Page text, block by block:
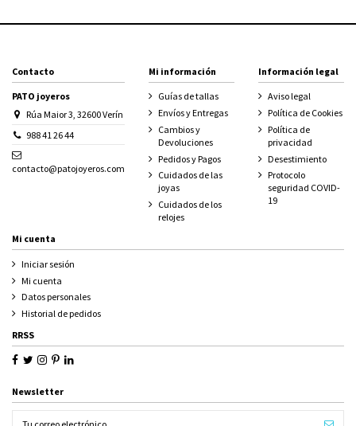
Contacto
PATO joyeros
Rúa Maior 3, 32600 Verín
988 41 26 44
contacto@patojoyeros.com
Mi información
Guías de tallas
Envíos y Entregas
Cambios y
Devoluciones
Pedidos y Pagos
Cuidados de las
joyas
Cuidados de los
relojes
Información legal
Aviso legal
Política de Cookies
Política de
privacidad
Desestimiento
Protocolo
seguridad COVID-
19
Mi cuenta
Iniciar sesión
Mi cuenta
Datos personales
Historial de pedidos
RRSS
Newsletter